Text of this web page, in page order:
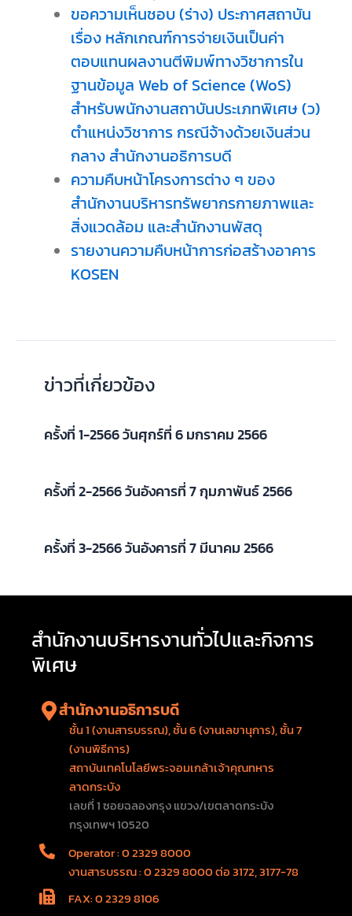
ขอความเห็นชอบ (ร่าง) ประกาศสถาบัน
เรื่อง หลักเกณฑ์การจ่ายเงินเป็นค่า
ตอบแทนผลงานตีพิมพ์ทางวิชาการใน
ฐานข้อมูล Web of Science (WoS)
สำหรับพนักงานสถาบันประเภทพิเศษ (ว)
ตำแหน่งวิชาการ กรณีจ้างด้วยเงินส่วน
กลาง สำนักงานอธิการบดี
ความคืบหน้าโครงการต่าง ๆ ของ
สำนักงานบริหารทรัพยากรกายภาพและ
สิ่งแวดล้อม และสำนักงานพัสดุ
รายงานความคืบหน้าการก่อสร้างอาคาร
KOSEN
ข่าวที่เกี่ยวข้อง
ครั้งที่ 1-2566 วันศุกร์ที่ 6 มกราคม 2566
ครั้งที่ 2-2566 วันอังคารที่ 7 กุมภาพันธ์ 2566
ครั้งที่ 3-2566 วันอังคารที่ 7 มีนาคม 2566
สำนักงานบริหารงานทั่วไปและกิจการ
พิเศษ
สำนักงานอธิการบดี
ชั้น 1 (งานสารบรรณ), ชั้น 6 (งานเลขานุการ), ชั้น 7
(งานพิธีการ)
สถาบันเทคโนโลยีพระจอมเกล้าเจ้าคุณทหาร
ลาดกระบัง
เลขที่ 1 ซอยฉลองกรุง แขวง/เขตลาดกระบัง
กรุงเทพฯ 10520
Operator : 0 2329 8000
งานสารบรรณ : 0 2329 8000 ต่อ 3172, 3177-78
FAX: 0 2329 8106